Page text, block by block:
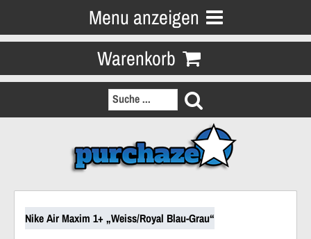
Menu anzeigen
Warenkorb
Nike Air Maxim 1+ „Weiss/Royal Blau-Grau“